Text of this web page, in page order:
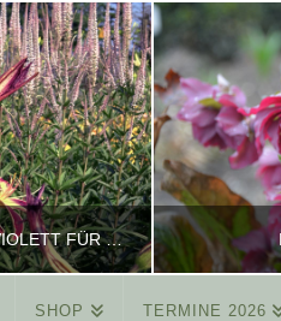
TAGLILIEN NEU ENTDECKT: ROSA & VIOLETT FÜR ROMANTISCHE PFLANZKOMBINATIONEN
SHOP TERMINE 2026